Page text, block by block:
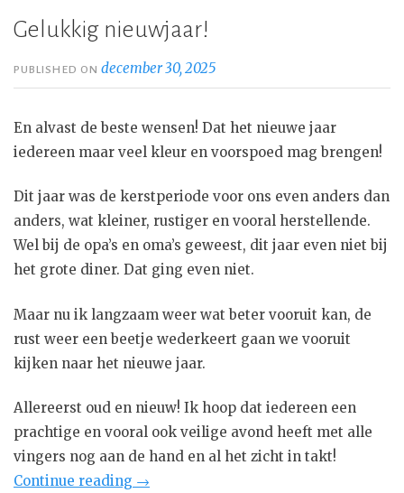
Gelukkig nieuwjaar!
PUBLISHED ONdecember 30, 2025
En alvast de beste wensen! Dat het nieuwe jaar
iedereen maar veel kleur en voorspoed mag brengen!
Dit jaar was de kerstperiode voor ons even anders dan
anders, wat kleiner, rustiger en vooral herstellende.
Wel bij de opa’s en oma’s geweest, dit jaar even niet bij
het grote diner. Dat ging even niet.
Maar nu ik langzaam weer wat beter vooruit kan, de
rust weer een beetje wederkeert gaan we vooruit
kijken naar het nieuwe jaar.
Allereerst oud en nieuw! Ik hoop dat iedereen een
prachtige en vooral ook veilige avond heeft met alle
vingers nog aan de hand en al het zicht in takt!
Continue reading “Gelukkig
→